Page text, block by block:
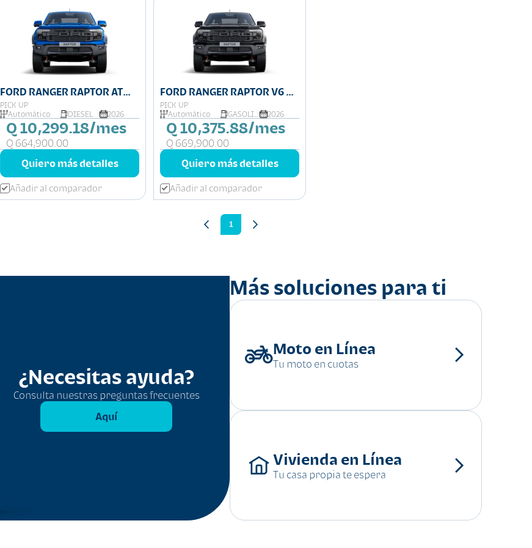
FORD RANGER RAPTOR AT
4X4 DIESEL
PICK UP
Automático
DIESEL 2026
Q 10,299.18/mes
Q 664,900.00
Quiero más detalles
Añadir al comparador
FORD RANGER RAPTOR V6 AT
4X4
PICK UP
Automático
GASOLINA 2026
Q 10,375.88/mes
Q 669,900.00
Quiero más detalles
Añadir al comparador
1
¿Necesitas ayuda?
Consulta nuestras preguntas frecuentes
Aquí
Más soluciones para ti
Moto en Línea
Tu moto en cuotas
Vivienda en Línea
Tu casa propia te espera